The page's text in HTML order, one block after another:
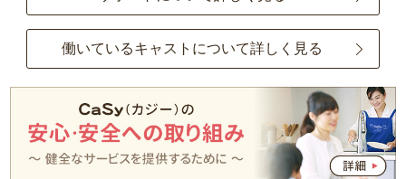
働いているキャストについて詳しく見る